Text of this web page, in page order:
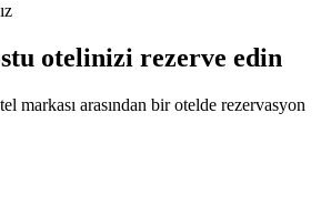
otelinizi rezerve edin
markası arasından bir otelde rezervasyon